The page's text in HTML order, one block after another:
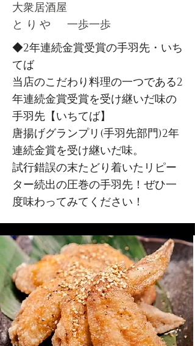
大衆居酒屋
とりや ​一歩一歩
◆2年連続金賞受賞の手羽先・いち
てば
当店のこだわり料理の一つである2
年連続金賞受賞を受け継いだ味の
手羽先【いちてば】
唐揚げグランプリ(手羽先部門)2年
連続金賞を受け継いだ味。
試行錯誤の末たどり着いたリピー
ター続出の圧巻の手羽先！ぜひ一
度味わってみてください！